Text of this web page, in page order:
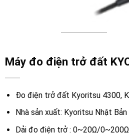
Máy đo điện trở đất
Đo điện trở đất Kyoritsu 4300,
Nhà sản xuất: Kyoritsu Nhật Bản
Dải đo điện trở : 0~20Ω/